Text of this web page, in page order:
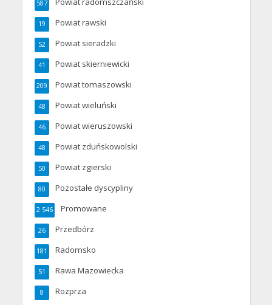
587
Powiat rawski
19
Powiat sieradzki
52
Powiat skierniewicki
41
Powiat tomaszowski
209
Powiat wieluński
48
Powiat wieruszowski
46
Powiat zduńskowolski
48
Powiat zgierski
50
Pozostałe dyscypliny
80
Promowane
2 546
Przedbórz
26
Radomsko
181
Rawa Mazowiecka
51
Rozprza
8